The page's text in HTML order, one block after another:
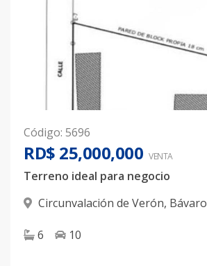
Código: 5696
RD$ 25,000,000 VENTA
Terreno ideal para negocio
Circunvalación de Verón, Bávaro
6 10